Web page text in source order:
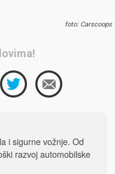
foto: Carscoops
i sigurne vožnje. Od
razvoj automobilske